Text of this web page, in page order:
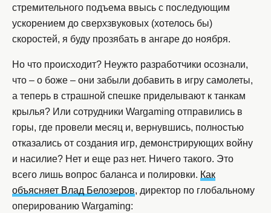
стремительного подъема ввысь с последующим
ускорением до сверхзвуковых (хотелось бы)
скоростей, я буду прозябать в ангаре до ноября.
Но что происходит? Неужто разработчики осознали,
что – о боже – они забыли добавить в игру самолеты,
а теперь в страшной спешке приделывают к танкам
крылья? Или сотрудники Wargaming отправились в
горы, где провели месяц и, вернувшись, полностью
отказались от создания игр, демонстрирующих войну
и насилие? Нет и еще раз нет. Ничего такого. Это
всего лишь вопрос баланса и полировки. Как
объясняет Влад Белозеров, директор по глобальному
оперированию Wargaming: